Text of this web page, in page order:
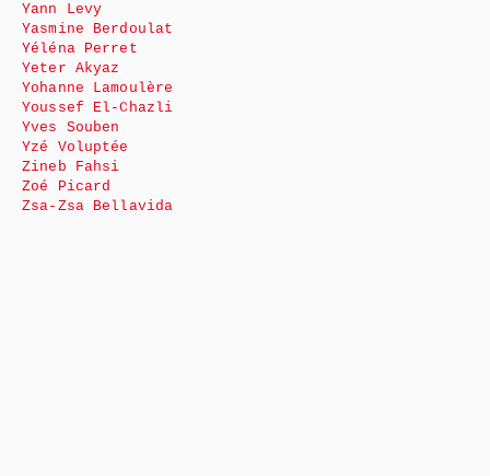
Yann Levy
Yasmine Berdoulat
Yéléna Perret
Yeter Akyaz
Yohanne Lamoulère
Youssef El-Chazli
Yves Souben
Yzé Voluptée
Zineb Fahsi
Zoé Picard
Zsa-Zsa Bellavida